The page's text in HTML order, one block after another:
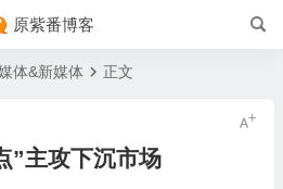
原紫番博客
体&新媒体 正文
”主攻下沉市场